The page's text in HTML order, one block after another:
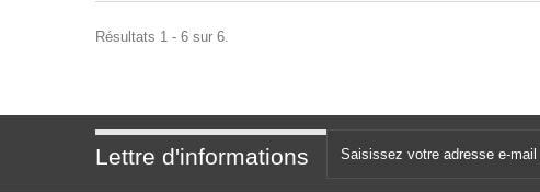
Résultats 1 - 6 sur 6.
Lettre d'informations